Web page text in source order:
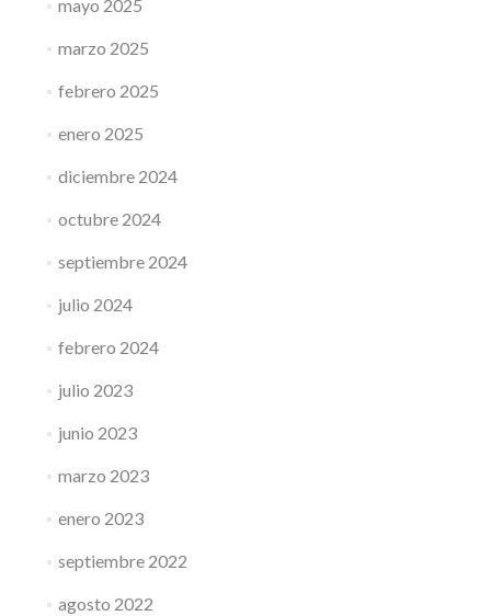
mayo 2025
marzo 2025
febrero 2025
enero 2025
diciembre 2024
octubre 2024
septiembre 2024
julio 2024
febrero 2024
julio 2023
junio 2023
marzo 2023
enero 2023
septiembre 2022
agosto 2022